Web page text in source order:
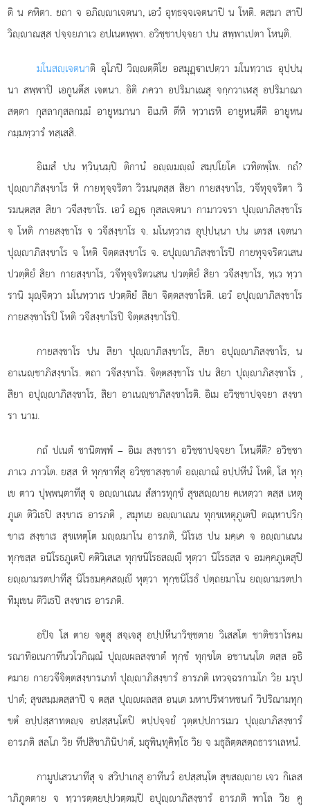
ติ น คหิตา. ยถา จ อภิฺาเจตนา, เอวํ อุทฺธจฺจเจตนาปิ น โหติ. ตสฺมา สาปิ
วิฺาณสฺส ปจฺจยภาเว อปเนตพฺพา. อวิชฺชาปจฺจยา ปน สพฺพาเปตา โหนฺติ.
มโนสฺเจตนาติ อุโภปิ วิฺตฺติโย อสมุฏฺาเปตฺวา มโนทฺวาเร อุปฺปนฺ
นา สพฺพาปิ เอกูนตึส เจตนา. อิติ ภควา อปริมาเณสุ จกฺกวาเฬสุ อปริมาณา
สตฺตา กุสลากุสลกมฺมํ อายูหมานา อิเมหิ ตีหิ ทฺวาเรหิ อายูหนฺตีติ อายูหน
กมฺมทฺวารํ ทสฺเสสิ.
อิเมสํ ปน ทฺวินฺนมฺปิ ติกานํ อฺมฺํ สมฺปโยโค เวทิตพฺโพ. กถํ?
ปุฺาภิสงฺขาโร หิ กายทุจฺจริตา วิรมนฺตสฺส สิยา กายสงฺขาโร, วจีทุจฺจริตา วิ
รมนฺตสฺส สิยา วจีสงฺขาโร. เอวํ อฏฺ กุสลเจตนา กามาวจรา ปุฺาภิสงฺขาโร
จ โหติ กายสงฺขาโร จ วจีสงฺขาโร จ. มโนทฺวาเร อุปฺปนฺนา ปน เตรส เจตนา
ปุฺาภิสงฺขาโร จ โหติ จิตฺตสงฺขาโร จ. อปุฺาภิสงฺขาโรปิ กายทุจฺจริตวเสน
ปวตฺติยํ สิยา กายสงฺขาโร, วจีทุจฺจริตวเสน ปวตฺติยํ สิยา วจีสงฺขาโร, ทฺเว ทฺวา
รานิ มุฺจิตฺวา มโนทฺวาเร ปวตฺติยํ สิยา จิตฺตสงฺขาโรติ. เอวํ อปุฺาภิสงฺขาโร
กายสงฺขาโรปิ โหติ วจีสงฺขาโรปิ จิตฺตสงฺขาโรปิ.
กายสงฺขาโร ปน สิยา ปุฺาภิสงฺขาโร, สิยา อปุฺาภิสงฺขาโร, น
อาเนฺชาภิสงฺขาโร. ตถา วจีสงฺขาโร. จิตฺตสงฺขาโร ปน สิยา ปุฺาภิสงฺขาโร ,
สิยา อปุฺาภิสงฺขาโร, สิยา อาเนฺชาภิสงฺขาโรติ. อิเม อวิชฺชาปจฺจยา สงฺขา
รา นาม.
กถํ ปเนตํ ชานิตพฺพํ – อิเม สงฺขารา อวิชฺชาปจฺจยา โหนฺตีติ? อวิชฺชา
ภาเว ภาวโต. ยสฺส หิ ทุกฺขาทีสุ อวิชฺชาสงฺขาตํ อฺาณํ อปฺปหีนํ โหติ, โส ทุกฺ
เข ตาว ปุพฺพนฺตาทีสุ จ อฺาเณน สํสารทุกฺขํ สุขสฺาย คเหตฺวา ตสฺส เหตุ
ภูเต ติวิเธปิ สงฺขาเร อารภติ , สมุทเย อฺาเณน ทุกฺขเหตุภูเตปิ ตณฺหาปริกฺ
ขาเร สงฺขาเร สุขเหตุโต มฺมาโน อารภติ, นิโรเธ ปน มคฺเค จ อฺาเณน
ทุกฺขสฺส อนิโรธภูเตปิ คติวิเสเส ทุกฺขนิโรธสฺีหุตฺวา นิโรธสฺส จ อมคฺคภูเตสุปิ
ยฺามรตปาทีสุ นิโรธมคฺคสฺี หุตฺวา ทุกฺขนิโรธํ ปตฺถยมาโน ยฺามรตปา
ทิมุเขน ติวิเธปิ สงฺขาเร อารภติ.
อปิจ โส ตาย จตูสุ สจฺเจสุ อปฺปหีนาวิชฺชตาย วิเสสโต ชาติชราโรคม
รณาทิอเนกาทีนวโวกิณฺณํ ปุฺผลสงฺขาตํ ทุกฺขํ ทุกฺขโต อชานนฺโต ตสฺส อธิ
คมาย กายวจีจิตฺตสงฺขารเภทํ ปุฺาภิสงฺขารํ อารภติ เทวจฺฉรกามโก วิย มรุป
ปาตํ; สุขสมฺมตสฺสาปิ จ ตสฺส ปุฺผลสฺส อนฺเต มหาปริฬาหชนกํ วิปริณามทุกฺ
ขตํ อปฺปสฺสาทตฺจ อปสฺสนฺโตปิ ตปฺปจฺจยํ วุตฺตปฺปการเมว ปุฺาภิสงฺขารํ
อารภติ สลโภ วิย ทีปสิขาภินิปาตํ, มธุพินฺทุคิทฺโธ วิย จ มธุลิตฺตสตฺถธาราเลหนํ.
กามูปเสวนาทีสุ จ สวิปาเกสุ อาทีนวํ อปสฺสนฺโต สุขสฺาย เจว กิเลส
าภิภูตตาย จ ทฺวารตฺตยปฺปวตฺตมฺปิ อปุฺาภิสงฺขารํ อารภติ พาโล วิย คู